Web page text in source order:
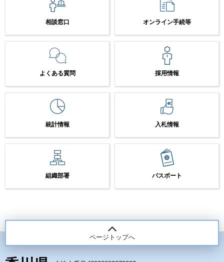
相談窓口 オンライン手続等
よくある質問 採用情報
統計情報 入札情報
組織部署 パスポート
ページトップへ